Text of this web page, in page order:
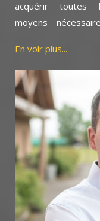
acquérir toutes
moyens
Au fil des années,
m’ont permis de
de sa conception à
pu établir de vrais
artisanales fiables
De même, mes
matériaux de
prestations en
La satisfaction
ambition et nous
En voir plus...